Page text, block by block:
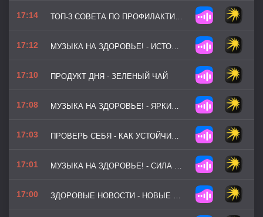
17:14 ТОП-3 СОВЕТА ПО ПРОФИЛАКТИКЕ - ПЛЕСЕНЬ В КВАРТИРЕ
17:12 МУЗЫКА НА ЗДОРОВЬЕ! - ИСТОЧНИК СИЛЫ
17:10 ПРОДУКТ ДНЯ - ЗЕЛЕНЫЙ ЧАЙ
17:08 МУЗЫКА НА ЗДОРОВЬЕ! - ЯРКИЙ НАСТРОЙ
17:03 ПРОВЕРЬ СЕБЯ - КАК УСТОЙЧИВЫ ВАШИ НОГИ
17:01 МУЗЫКА НА ЗДОРОВЬЕ! - СИЛА ОКЕАНА
17:00 ЗДОРОВЫЕ НОВОСТИ - НОВЫЕ СИМПТОМЫ АНОРЕКСИИ